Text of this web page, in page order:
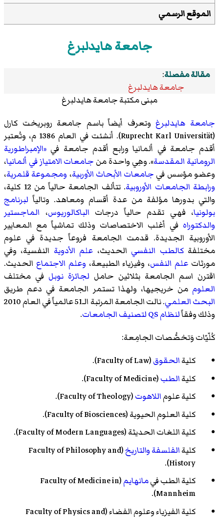
الموقع الرسمي
جامعة هايدلبرغ
مقالة مفصلة:
جامعة هايدلبرغ
مبنى مكتبة جامعة هايدلبرغ
جامعة هايدلبرغ وتعرف أيضاً باسم جامعة روبريخت كارل
(Ruprecht Karl Universität). أنشئت في العام 1386 م، وتُعتبر
أقدم جامعة في ألمانيا ورابع أقدم جامعة في «الإمبراطورية
الرومانية المقدسة». وهِي واحدة من جامعات الامتياز في ألمانيا،
وعضو مؤسس في جامعات الأبحاث الأوربية، ومجموعة قلمرية،
ورابطة الجامعات الأوروبية
. تتألف الجامعة حالياً من 12 كلية،
والتي بدورها مؤلفة من عدة أقسام ومعاهد. وتالياً لبرنامج
بولونيا، فهي تقدم حالياً درجات الباكالوريوس، الماجستير
والدكتوراه في أغلب الاختصاصات وذلك تماشياً مع المعايير
الأوروبية الجديدة. قدمت الجامعة فروعاً جديدة في علوم
مختلفةكالطب النفسي الحديث، علم الأدوية النفسية، وفي
مورثات علم النفس، وفيزياء الطبيعة، وعلم الاجتماع الحديث.
اقترن اسم الجامعة بثلاثين حامل لجائزة نوبل في مختلف
العلوم من خريجيها، ولهذا تستمر الجامعة في دعم طريق
البحث العلمي
. نالت الجامعة المرتبة الـ51 عالمياً في العام 2010
وذلك وفقاًلنظام QS لتصنيف الجامعات
.
كُلّيّات وَتخصُّصات الجامِعة:
كليةالحقوق(Faculty of Law).
كليةالطب(Faculty of Medicine).
كلية علوماللاهوت(Faculty of Theology).
كلية العلوم الحيوية (Faculty of Biosciences).
كلية اللغات الحديثة (Faculty of Modern Languages).
كليةالفلسفةوالتاريخ (Faculty of Philosophy and
History).
كلية الطب فيمانهايم (Faculty of Medicine in
Mannheim).
كلية الفيزياء وعلوم الفضاء (Faculty of Physics and